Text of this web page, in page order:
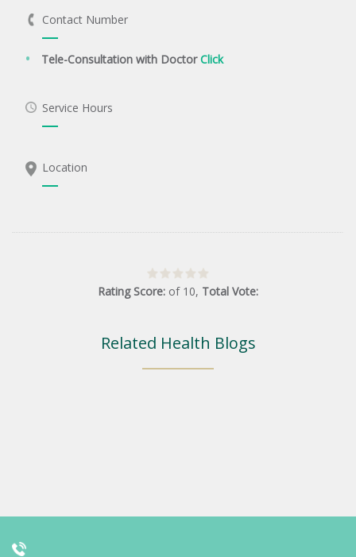
Contact Number
Tele-Consultation with DoctorClick
Service Hours
Location
Rating Score: of 10, Total Vote:
Related Health Blogs